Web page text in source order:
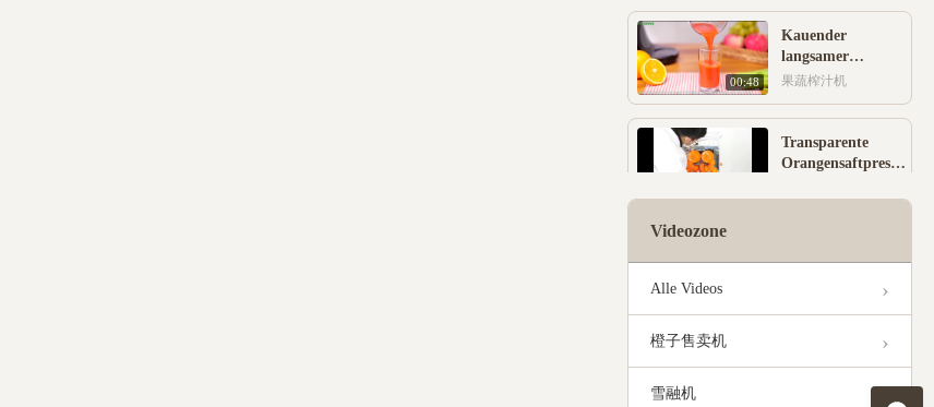
00:48
Kauender
langsamer
Fruchtsaft-
tragbare
Kaltpresse
果蔬榨汁机
Transparente
Orangensaftpresse,
Maschine aus
Getränke, intelligent,
Videozone
Alle Videos
橙子售卖机
雪融机